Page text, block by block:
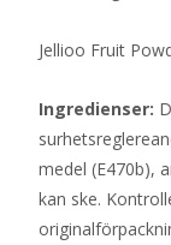
Jellioo Fruit
Ingredienser:
medel (E470b),
kan ske.